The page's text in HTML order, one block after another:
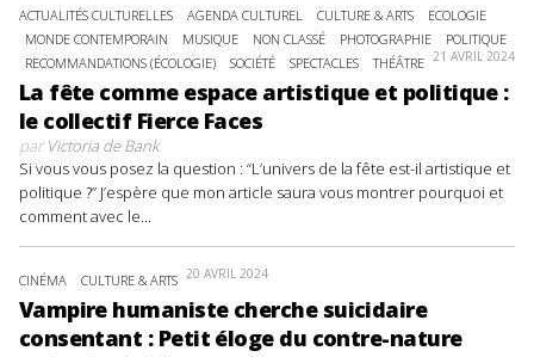
ACTUALITÉS CULTURELLES AGENDA CULTUREL CULTURE & ARTS
ECOLOGIE
MONDE CONTEMPORAIN
MUSIQUE NON CLASSÉ PHOTOGRAPHIE
POLITIQUE
RECOMMANDATIONS (ÉCOLOGIE)
SOCIÉTÉ SPECTACLES THÉÂTRE 21 AVRIL 2024
La fête comme espace artistique et politique :
le collectif Fierce Faces
parVictoria de Bank
Si vous vous posez la question : “L’univers de la fête est-il artistique et
politique ?” J’espère que mon article saura vous montrer pourquoi et
comment avec le...
CINÉMA CULTURE & ARTS 20 AVRIL 2024
Vampire humaniste cherche suicidaire
consentant : Petit éloge du contre-nature